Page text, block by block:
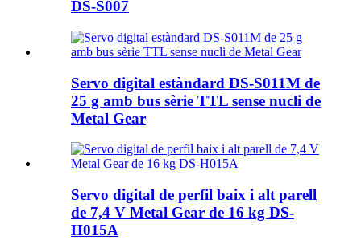
DS-S007
Servo digital estàndard DS-S011M de
25 g amb bus sèrie TTL sense nucli de
Metal Gear
Servo digital de perfil baix i alt parell
de 7,4 V Metal Gear de 16 kg DS-
H015A